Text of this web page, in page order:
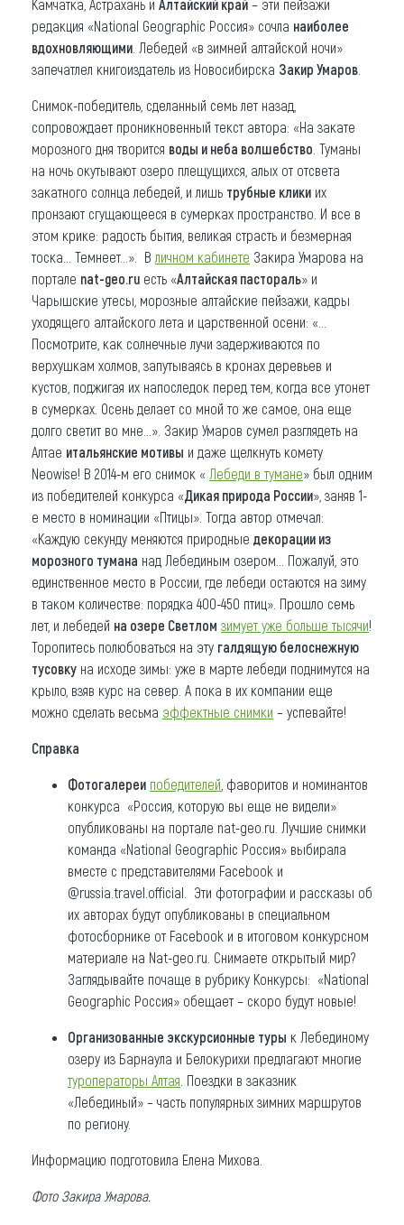
Камчатка, Астрахань и Алтайский край – эти пейзажи
редакция «National Geographic Россия» сочла наиболее
вдохновляющими . Лебедей «в зимней алтайской ночи»
запечатлел книгоиздатель из Новосибирска Закир Умаров
Снимок-победитель, сделанный семь лет назад,
сопровождает проникновенный текст автора: «На закате
морозного дня творится воды и неба волшебство . Туманы
на ночь окутывают озеро плещущихся, алых от отсвета
закатного солнца лебедей, и лишь трубные клики их
пронзают сгущающееся в сумерках пространство. И все в
этом крике: радость бытия, великая страсть и безмерная
тоска... Темнеет...». В личном кабинете Закира Умарова на
портале nat-geo.ru есть «Алтайская пастораль» и
Чарышские утесы, морозные алтайские пейзажи, кадры
уходящего алтайского лета и царственной осени: «…
Посмотрите, как солнечные лучи задерживаются по
верхушкам холмов, запутываясь в кронах деревьев и
кустов, поджигая их напоследок перед тем, когда все утонет
в сумерках. Осень делает со мной то же самое, она еще
долго светит во мне...». Закир Умаров сумел разглядеть на
Алтае итальянские мотивы и даже щелкнуть комету
Neowise! В 2014-м его снимок « Лебеди в тумане» был одним
из победителей конкурса «Дикая природа России», заняв 1-
е место в номинации «Птицы». Тогда автор отмечал:
«Каждую секунду меняются природные декорации из
морозного тумана над Лебединым озером… Пожалуй, это
единственное место в России, где лебеди остаются на зиму
в таком количестве: порядка 400-450 птиц». Прошло семь
лет, и лебедей на озере Светлом зимует уже больше тысячи!
Торопитесь полюбоваться на эту галдящую белоснежную
тусовку на исходе зимы: уже в марте лебеди поднимутся на
крыло, взяв курс на север. А пока в их компании еще
можно сделать весьма эффектные снимки – успевайте!
Справка
Фотогалереи победителей , фаворитов и номинантов
конкурса «Россия, которую вы еще не видели»
опубликованы на портале nat-geo.ru. Лучшие снимки
команда «National Geographic Россия» выбирала
вместе с представителями Facebook и
@russia.travel.official. Эти фотографии и рассказы об
их авторах будут опубликованы в специальном
фотосборнике от Facebook и в итоговом конкурсном
материале на Nat-geo.ru. Снимаете открытый мир?
Заглядывайте почаще в рубрику Конкурсы: «National
Geographic Россия» обещает – скоро будут новые!
Организованные экскурсионные туры к Лебединому
озеру из Барнаула и Белокурихи предлагают многие
туроператоры Алтая . Поездки в заказник
«Лебединый» – часть популярных зимних маршрутов
по региону.
Информацию подготовила Елена Михова.
Фото Закира Умарова.